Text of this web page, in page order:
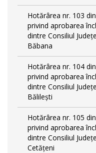
Hotărârea nr. 103
privind aprobarea
dintre Consiliul
Băbana
Hotărârea nr. 104
privind aprobarea
dintre Consiliul
Bălilești
Hotărârea nr. 105
privind aprobarea
dintre Consiliul
Cetățeni